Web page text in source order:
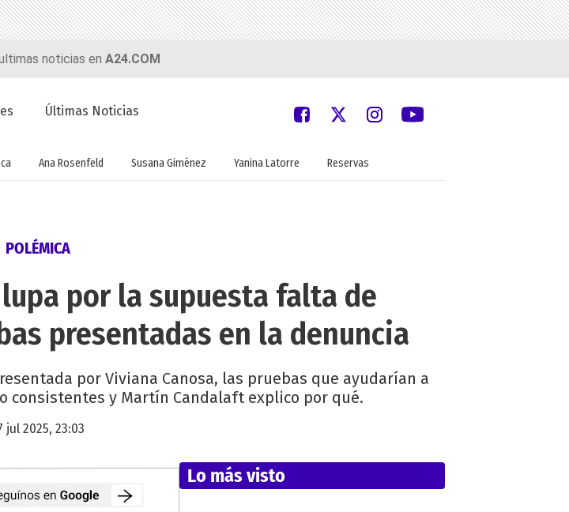
noticias en A24.COM
Últimas Noticias
Ana Rosenfeld Susana Giménez Yanina Latorre Reservas
POLÉMICA
por la supuesta falta de
presentadas en la denuncia
por Viviana Canosa, las pruebas que ayudarían a
consistentes y Martín Candalaft explico por qué.
jul 2025, 23:03
Lo más visto